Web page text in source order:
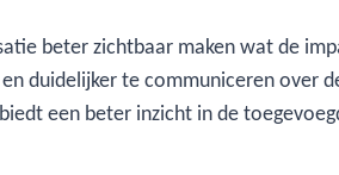
beter zichtbaar maken wat de
duidelijker te communiceren over
een beter inzicht in de